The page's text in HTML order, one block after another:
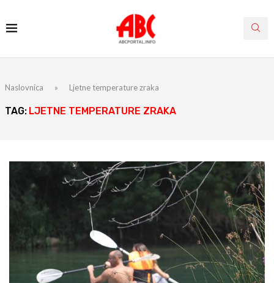
Naslovnica » Ljetne temperature zraka
TAG: LJETNE TEMPERATURE ZRAKA